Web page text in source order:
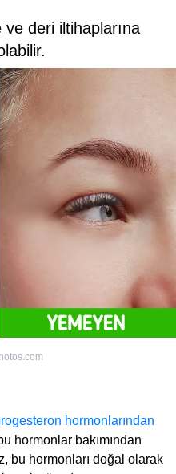
deri iltihaplarına
hormonlarından
hormonlar bakımından
bu hormonları doğal olarak